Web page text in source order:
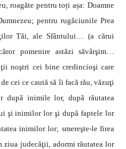
roagăte pentru toți așa: Doamne
pentru rugăciunile Prea
Tăi, ale Sfântului… (a cărui
pomenire astăzi săvârşim…
noştri cei bine credincioşi care
cei ce caută să îi facă rău, văzuţi
după inimile lor, după răutatea
şi inimilor lor şi după faptele lor
inimilor lor; smereşte-le firea
ziua judecăţii, adormi răutatea lor